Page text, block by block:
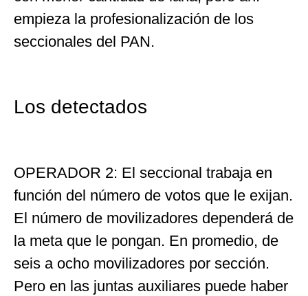
empieza la profesionalización de los
seccionales del PAN.
Los detectados
OPERADOR 2: El seccional trabaja en
función del número de votos que le exijan.
El número de movilizadores dependerá de
la meta que le pongan. En promedio, de
seis a ocho movilizadores por sección.
Pero en las juntas auxiliares puede haber